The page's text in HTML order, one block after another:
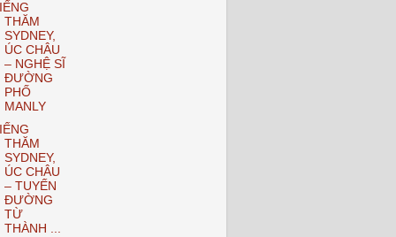
THĂM
SYDNEY,
ÚC CHÂU
– NGHỆ SĨ
ĐƯỜNG
PHỐ
MANLY
THĂM
SYDNEY,
ÚC CHÂU
– TUYẾN
ĐƯỜNG
TỪ
THÀNH ...